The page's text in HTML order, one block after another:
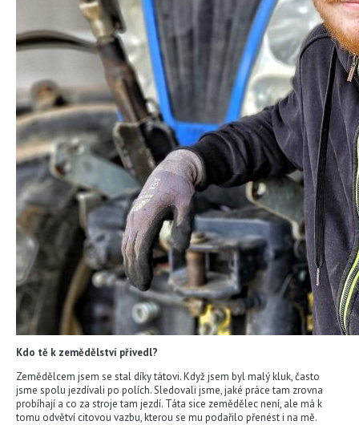
Kdo tě k zemědělství přivedl?
Zemědělcem jsem se stal díky tátovi. Když jsem byl malý kluk, často
jsme spolu jezdívali po polích. Sledovali jsme, jaké práce tam zrovna
probíhají a co za stroje tam jezdí. Táta sice zemědělec není, ale má k
tomu odvětví citovou vazbu, kterou se mu podařilo přenést i na mě.